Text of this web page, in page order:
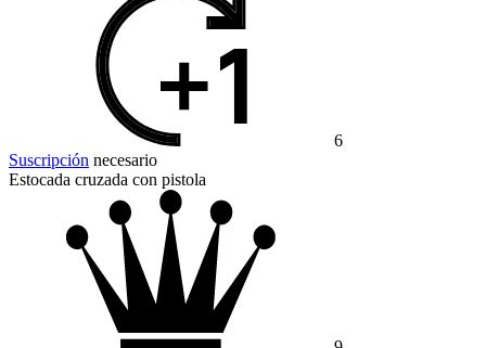
6
Suscripción necesario
Estocada cruzada con pistola